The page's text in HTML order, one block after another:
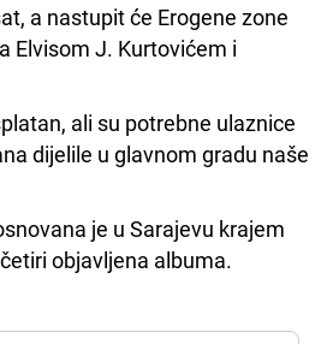
a nastupit će Erogene zone
Elvisom J. Kurtovićem i
ali su potrebne ulaznice
dijelile u glavnom gradu naše
je u Sarajevu krajem
objavljena albuma.